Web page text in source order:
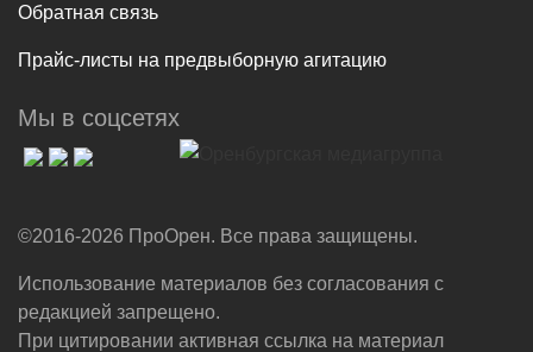
Обратная связь
Прайс-листы на предвыборную агитацию
Мы в соцсетях
©2016-2026 ПроОрен. Все права защищены.
Использование материалов без согласования с
редакцией запрещено.
При цитировании активная ссылка на материал